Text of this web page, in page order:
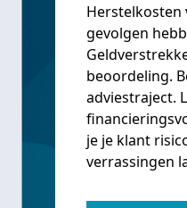
Herstelkosten
gevolgen
beoordeling.
adviestraject.
je je klant
verrassingen